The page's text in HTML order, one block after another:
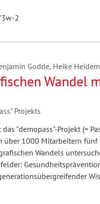
2
Godde, Heike
Wandel
Projekts
"demopass"-Projekt (=
über 1000 Mitarbeitern fünf
Wandels